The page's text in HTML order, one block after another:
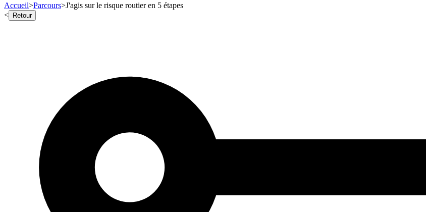
Accueil>Parcours>J'agis sur le risque routier en 5 étapes
< Retour